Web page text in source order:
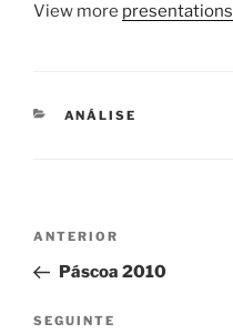
View more presentations
CATEGORIAS
ANÁLISE
Navegação
artigos
Conteúdo
anterior
ANTERIOR
Páscoa 2010
Conteúdo
SEGUINTE